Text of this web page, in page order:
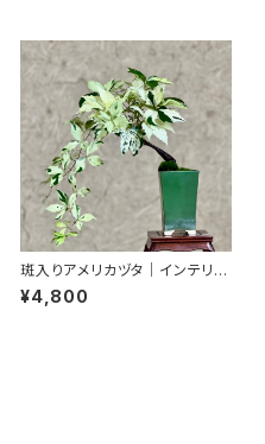
斑入りアメリカヅタ｜インテリア
を楽しむ盆栽｜高さ約16cm
¥4,800